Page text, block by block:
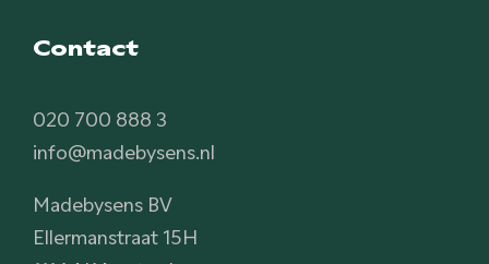
Contact
020 700 888 3
info@madebysens.nl
Madebysens BV
Ellermanstraat 15H